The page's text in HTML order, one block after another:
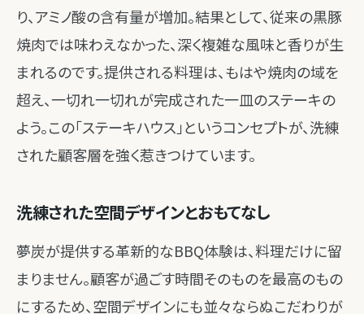
り、アミノ酸の含有量が増加。結果として、従来の黒豚
焼肉では味わえなかった、深く複雑な風味と香りが生
まれるのです。提供される料理は、もはや焼肉の域を
超え、一切れ一切れが完成された一皿のステーキの
よう。この「ステーキハウス」というコンセプトが、洗練
された顧客層を強く惹きつけています。
洗練された空間デザインとおもてなし
夢炭が提供する革新的なBBQ体験は、料理だけに留
まりません。顧客が過ごす時間そのものを最高のもの
にするため、空間デザインにも並々ならぬこだわりが